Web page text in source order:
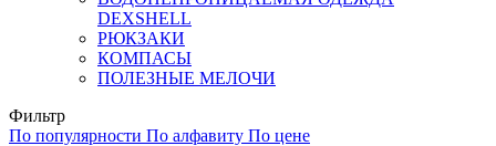
DEXSHELL
РЮКЗАКИ
КОМПАСЫ
ПОЛЕЗНЫЕ МЕЛОЧИ
Фильтр
По популярности По алфавиту По цене